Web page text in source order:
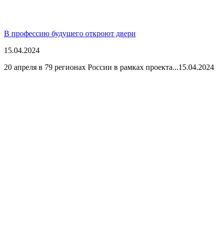
В профессию будущего откроют двери
15.04.2024
20 апреля в 79 регионах России в рамках проекта...15.04.2024